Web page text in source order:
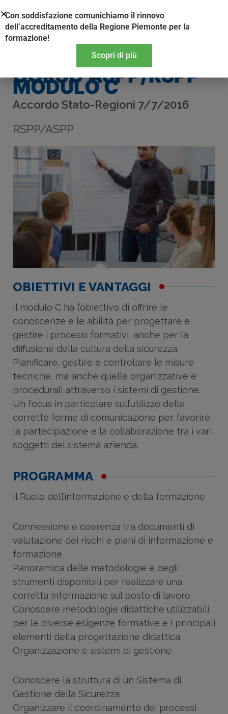
al
contenuto
CORSO ASPP/RSPP
MODULO C
Accordo Stato-Regioni 7/7/2016
RSPP/ASPP
OBIETTIVI E VANTAGGI
Il modulo C ha l’obiettivo di offrire le
conoscenze e le abilità per progettare e
gestire i processi formativi, anche per la
diffusione della cultura della sicurezza.
Pianificare, gestire e controllare le misure
tecniche, ma anche quelle organizzative e
procedurali attraverso i sistemi di gestione.
Un focus in particolare sull’utilizzo delle
corrette forme di comunicazione per favorire
la partecipazione e la collaborazione tra i vari
soggetti del sistema azienda.
PROGRAMMA
Il Ruolo dell’informazione e della formazione
Connessione e coerenza tra documenti di
valutazione dei rischi e piani di informazione e
formazione
Panoramica delle metodologie e degli
strumenti disponibili per realizzare una
corretta informazione sul posto di lavoro
Conoscere metodologie didattiche utilizzabili
per le diverse esigenze formative e i principali
elementi della progettazione didattica
Organizzazione e sistemi di gestione
Conoscere la struttura di un Sistema di
Gestione della Sicurezza
Organizzare il coordinamento dei processi
Con soddisfazione comunichiamo il rinnovo
dell’accreditamento della Regione Piemonte per la
formazione!
Scopri di più